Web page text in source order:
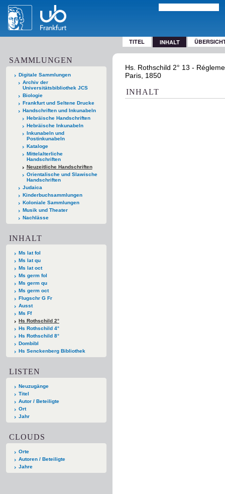
TITEL INHALT
SAMMLUNGEN
Digitale Sammlungen
Archiv der
Universitätsbibliothek JCS
Biologie
Frankfurt und Seltene Drucke
Handschriften und Inkunabeln
Hebräische Handschriften
Hebräische Inkunabeln
Inkunabeln und
Postinkunabeln
Kataloge
Mittelalterliche
Handschriften
Neuzeitliche Handschriften
Orientalische und Slawische
Handschriften
Judaica
Kinderbuchsammlungen
Koloniale Sammlungen
Musik und Theater
Nachlässe
INHALT
Ms lat fol
Ms lat qu
Ms lat oct
Ms germ fol
Ms germ qu
Ms germ oct
Flugschr G Fr
Ausst
Ms Ff
Hs Rothschild 2°
Hs Rothschild 4°
Hs Rothschild 8°
Dombibl
Hs Senckenberg Bibliothek
LISTEN
Neuzugänge
Titel
Autor / Beteiligte
Ort
Jahr
CLOUDS
Orte
Autoren / Beteiligte
Jahre
Hs. Rothschild 2° 13 -
Paris, 1850
INHALT